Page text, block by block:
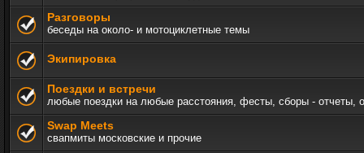
Разговоры
беседы на около- и мотоциклетные темы
Экипировка
Поездки и встречи
любые поездки на любые расстояния, фесты, сборы - отчеты,
Swap Meets
свапмиты московские и прочие